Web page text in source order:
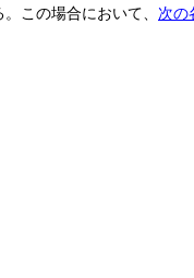
この場合において、 次の